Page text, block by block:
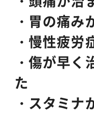
・胃の痛み
・慢性疲労
・傷が早
た
・スタミ